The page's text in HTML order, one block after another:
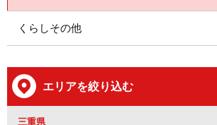
くらしその他
エリアを絞り込む
三重県